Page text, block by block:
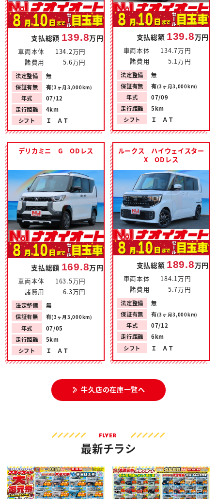
支払総額 139.8万円
車両本体
134.2万円
諸費用
5.6万円
法定整備
無
保証有無
有(3ヶ月3,000km)
年式
07/12
走行距離
4km
シフト
Ｉ ＡＴ
支払総額 139.8万円
車両本体
134.7万円
諸費用
5.1万円
法定整備
無
保証有無
有(3ヶ月3,000km)
年式
07/09
走行距離
5km
シフト
Ｉ ＡＴ
デリカミニ G ODレス
支払総額 169.8万円
車両本体
163.5万円
諸費用
6.3万円
法定整備
無
保証有無
有(3ヶ月3,000km)
年式
07/05
走行距離
5km
シフト
Ｉ ＡＴ
ルークス ハイウェイスター
X ODレス
支払総額 189.8万円
車両本体
184.1万円
諸費用
5.7万円
法定整備
無
保証有無
有(3ヶ月3,000km)
年式
07/12
走行距離
6km
シフト
Ｉ ＡＴ
牛久店の在庫一覧へ
FLYER
最新チラシ